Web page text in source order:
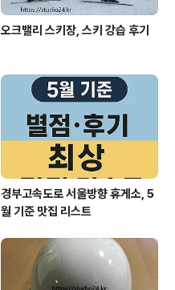
오크밸리 스키장, 스키 강습 후기
경부고속도로 서울방향 휴게소, 5
월 기준 맛집 리스트